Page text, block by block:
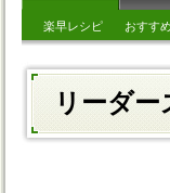
楽早レシピ おすす
リーダ